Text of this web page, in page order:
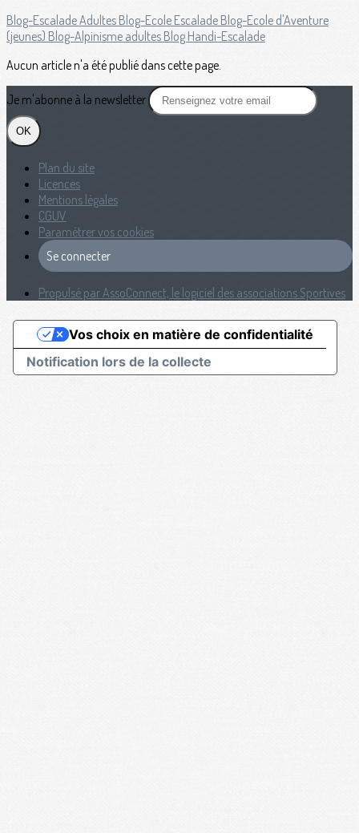
Blog-Escalade Adultes Blog-Ecole Escalade Blog-Ecole d'Aventure
(jeunes) Blog-Alpinisme adultes Blog Handi-Escalade
Aucun article n'a été publié dans cette page.
Je m'abonne à la newsletter
OK
Plan du site
Licences
Mentions légales
CGUV
Paramétrer vos cookies
Se connecter
Propulsé par AssoConnect, le logiciel des associations Sportives
Notification lors de la collecte
Vos choix en matière de confidentialité